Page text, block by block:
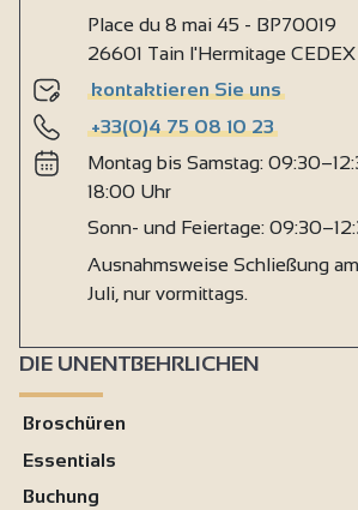
Place du 8 mai 45 - BP70019
26601 Tain l'Hermitage CEDEX
kontaktieren Sie uns
+33(0)4 75 08 10 23
Montag bis Samstag:
18:00 Uhr
Sonn- und Feiertage:
Ausnahmsweise Schließung am
Juli, nur vormittags.
DIE UNENTBEHRLICHEN
Broschüren
Essentials
Buchung